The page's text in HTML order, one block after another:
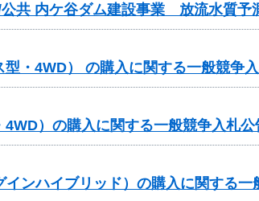
公共 内ケ谷ダム建設事業 放流水質
・4WD） の購入に関する一般競争入
）の購入に関する一般競争入札公
ンハイブリッド）の購入に関する一